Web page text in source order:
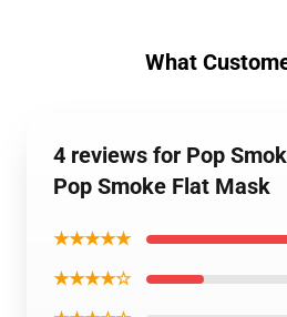
What
4 reviews for Pop
Pop Smoke Flat Mask
★★★★★
★★★★☆